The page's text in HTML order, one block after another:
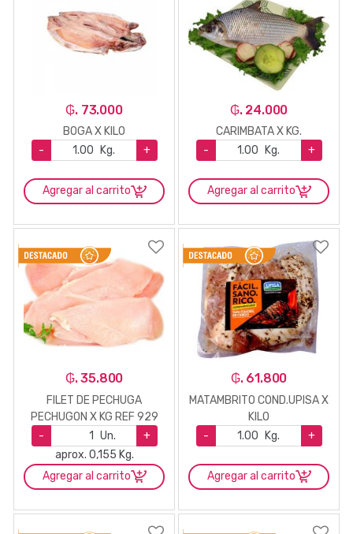
₲. 73.000
BOGA X KILO
-
Kg. +
Agregar al carrito
₲. 24.000
CARIMBATA X KG.
-
Kg. +
Agregar al carrito
₲. 35.800
FILET DE PECHUGA
PECHUGON X KG REF 929
-
Un.
+
aprox. 0,155 Kg.
Agregar al carrito
₲. 61.800
MATAMBRITO COND.UPISA X
KILO
-
Kg. +
Agregar al carrito